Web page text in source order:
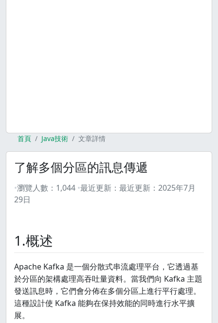
首頁 Java技術 文章詳情
了解多個分區的訊息傳遞
瀏覽人數： 1,044 最近更新： 最近更新： 2025年7月
29日
1.概述
Apache Kafka 是一個分散式串流處理平台，它透過基
於分區的架構處理高吞吐量資料。當我們向 Kafka 主題
發送訊息時，它們會分佈在多個分區上進行平行處理。
這種設計使 Kafka 能夠在保持效能的同時進行水平擴
展。